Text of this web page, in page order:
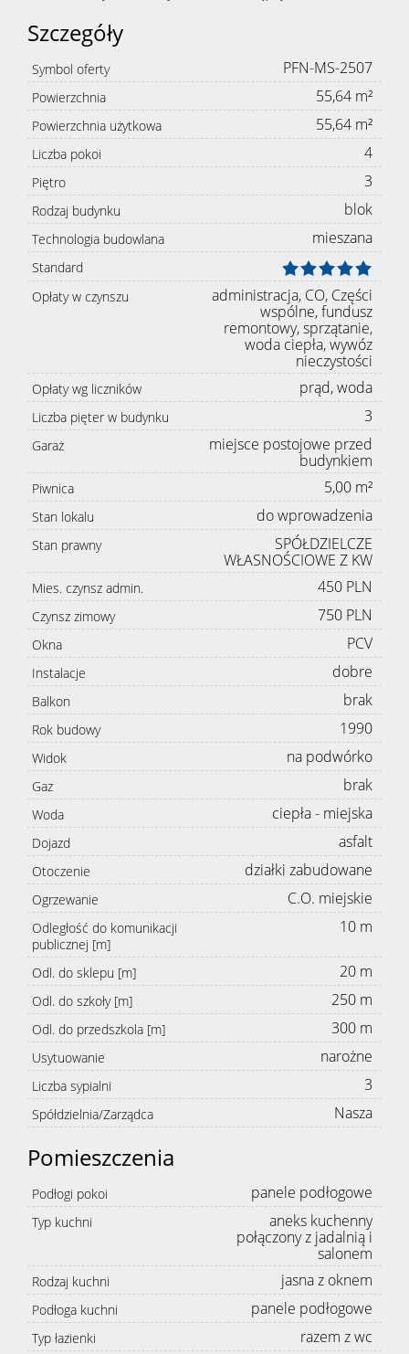
Szczegóły
Symbol oferty PFN-MS-2507
Powierzchnia 55,64 m²
Powierzchnia użytkowa 55,64 m²
Liczba pokoi 4
Piętro 3
Rodzaj budynku blok
Technologia budowlana mieszana
Standard
Opłaty w czynszu
administracja, CO, Części
wspólne, fundusz
remontowy, sprzątanie,
woda ciepła, wywóz
nieczystości
Opłaty wg liczników prąd, woda
Liczba pięter w budynku 3
Garaż
miejsce postojowe przed
budynkiem
Piwnica 5,00 m²
Stan lokalu do wprowadzenia
Stan prawny
SPÓŁDZIELCZE
WŁASNOŚCIOWE Z KW
Mies. czynsz admin. 450 PLN
Czynsz zimowy 750 PLN
Okna PCV
Instalacje dobre
Balkon brak
Rok budowy 1990
Widok na podwórko
Gaz brak
Woda ciepła - miejska
Dojazd asfalt
Otoczenie działki zabudowane
Ogrzewanie C.O. miejskie
Odległość do komunikacji
publicznej [m]
10 m
Odl. do sklepu [m] 20 m
Odl. do szkoły [m] 250 m
Odl. do przedszkola [m] 300 m
Usytuowanie narożne
Liczba sypialni 3
Spółdzielnia/Zarządca Nasza
Pomieszczenia
Podłogi pokoi panele podłogowe
Typ kuchni
aneks kuchenny
połączony z jadalnią i
salonem
Rodzaj kuchni jasna z oknem
Podłoga kuchni panele podłogowe
Typ łazienki razem z wc